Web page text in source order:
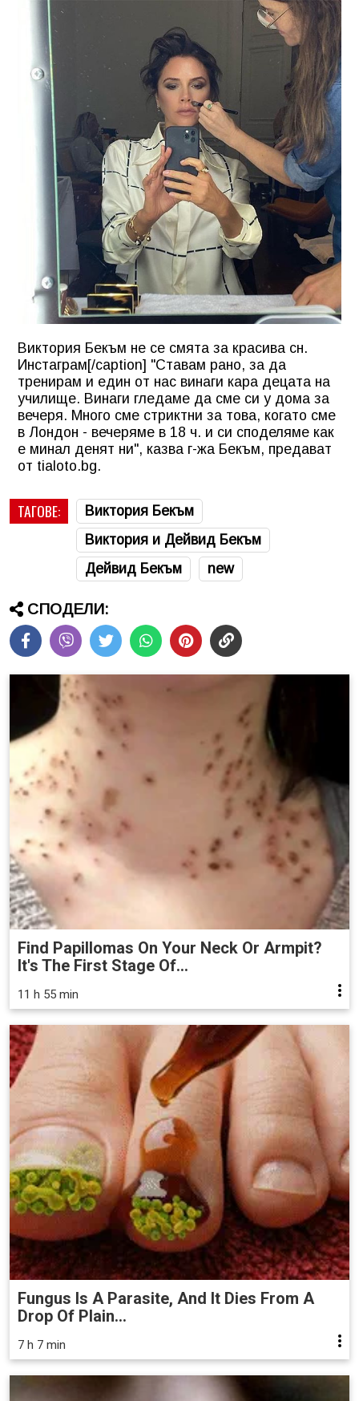
Виктория Бекъм не се смята за красива сн.
Инстаграм[/caption] "Ставам рано, за да
тренирам и един от нас винаги кара децата на
училище. Винаги гледаме да сме си у дома за
вечеря. Много сме стриктни за това, когато сме
в Лондон - вечеряме в 18 ч. и си споделяме как
е минал денят ни", казва г-жа Бекъм, предават
от tialoto.bg.
ТАГОВЕ:
Виктория Бекъм
Виктория и Дейвид Бекъм
Дейвид Бекъм
new
СПОДЕЛИ:
Find Papillomas On Your Neck Or Armpit?
It's The First Stage Of...
11 h 55 min
Fungus Is A Parasite, And It Dies From A
Drop Of Plain...
7 h 7 min